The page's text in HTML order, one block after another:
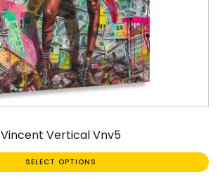
Vincent Vertical Vnv5
SELECT OPTIONS